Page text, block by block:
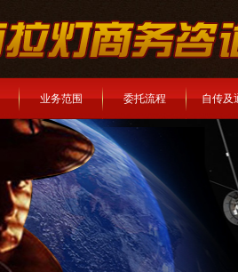
业务范围 委托流程 自传及